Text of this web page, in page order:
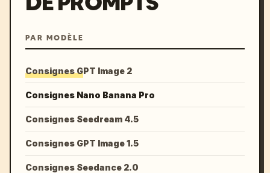
PAR MODÈLE
Consignes GPT Image 2
Consignes Nano Banana Pro
Consignes Seedream 4.5
Consignes GPT Image 1.5
Consignes Seedance 2.0